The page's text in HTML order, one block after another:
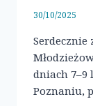
30/10/2025
Serdecznie
dniach 7–9
Poznaniu,